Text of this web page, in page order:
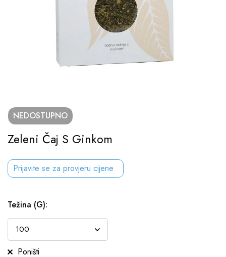
NEDOSTUPNO
Zeleni Čaj S Ginkom
Prijavite se za provjeru cijene
Težina (g):
Poništi